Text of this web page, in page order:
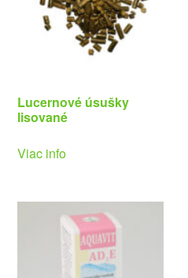
Lucernové úsušky
lisované
Viac info